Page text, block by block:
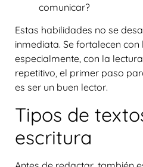
comunicar?
Estas habilidades no se
inmediata. Se fortalecen
especialmente, con la
repetitivo, el primer paso
es ser un buen lector.
Tipos de
escritura